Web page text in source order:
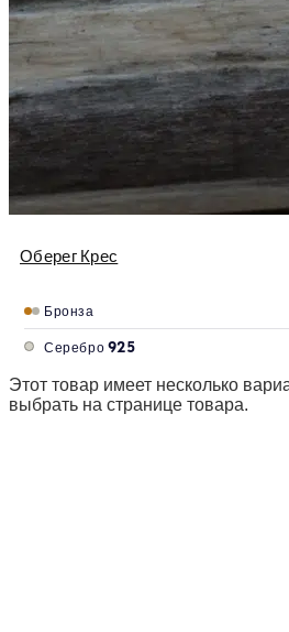
Оберег Крес
Бронза
Серебро 925
Этот товар имеет несколько
выбрать на странице товара.